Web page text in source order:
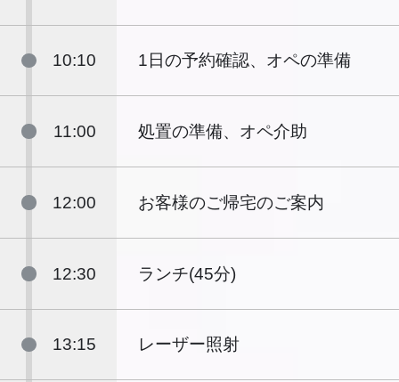
10:10 1日の予約確認、オペの準備
11:00 処置の準備、オペ介助
12:00 お客様のご帰宅のご案内
12:30 ランチ(45分)
13:15 レーザー照射